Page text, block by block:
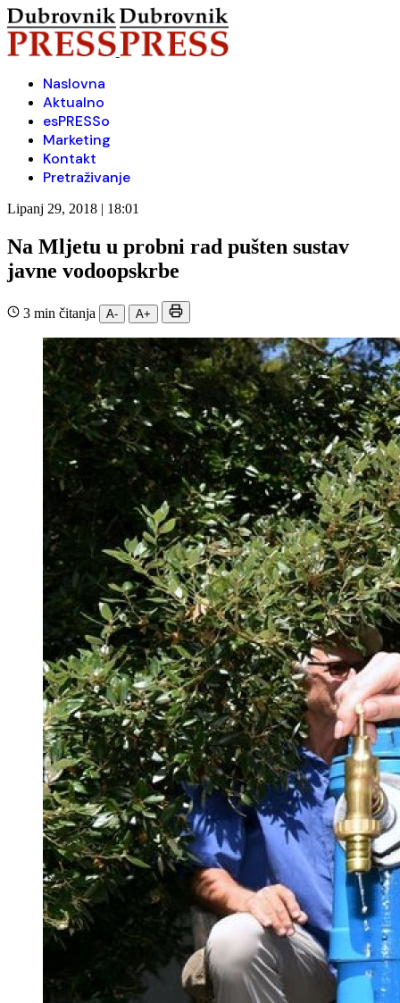
Naslovna
Aktualno
esPRESSo
Marketing
Kontakt
Pretraživanje
Lipanj 29, 2018 | 18:01
Na Mljetu u probni rad pušten sustav
javne vodoopskrbe
3 min čitanja A- A+